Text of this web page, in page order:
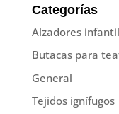
Categorías
Alzadores
Butacas para
General
Tejidos ignífugos